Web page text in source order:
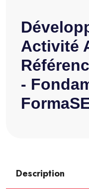
Activité
-
Description